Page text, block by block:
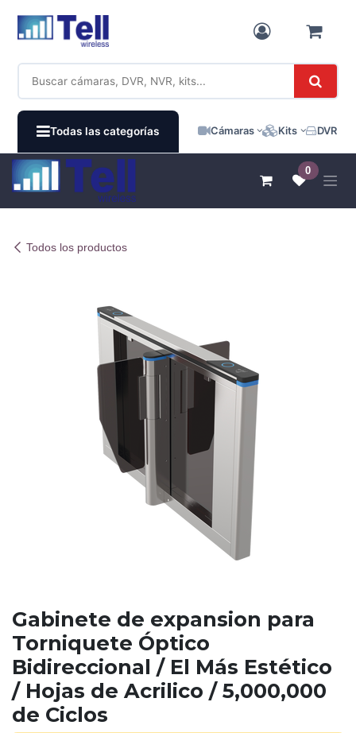
Todas las categorías Cámaras Kits DVR /
0
Todos los productos
Gabinete de expansion para
Torniquete Óptico
Bidireccional / El Más Estético
/ Hojas de Acrilico / 5,000,000
de Ciclos